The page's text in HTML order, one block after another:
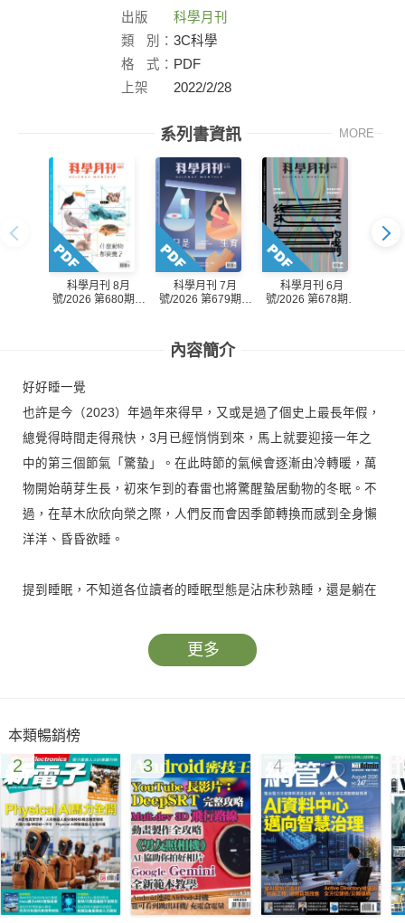
出版
社：
科學月刊
類
別： 3C科學
格
式： PDF
上架
2022/2/28
系列書資訊 MORE
科學月刊 8月
號/2026 第680期：
科學月刊 7月
號/2026 第679期：
科學月刊 6月
號/2026 第678期：
內容簡介
好好睡一覺
也許是今（2023）年過年來得早，又或是過了個史上最長年假，
總覺得時間走得飛快，3月已經悄悄到來，馬上就要迎接一年之
中的第三個節氣「驚蟄」。在此時節的氣候會逐漸由冷轉暖，萬
物開始萌芽生長，初來乍到的春雷也將驚醒蟄居動物的冬眠。不
過，在草木欣欣向榮之際，人們反而會因季節轉換而感到全身懶
洋洋、昏昏欲睡。
提到睡眠，不知道各位讀者的睡眠型態是沾床秒熟睡，還是躺在
忙碌，導致日常作息紊亂，或因為工作、玩樂而犧牲了睡眠時
間。久而久之可能造成健康狀況下滑，甚至影響工作上的表現或
為了提升人們對於睡眠的重視與關注，2008年起由世界睡眠醫學
協會（World Association of Sleep Medicine, WASM）和世界睡
眠聯盟（World Sleep Federation, WSF）發起年度活動——
「世界睡眠日」（World Sleep Day, WSD），並將每年的活動日
期定在春分前的星期五。希望透過活動讓人們了解有關睡眠健
康、晝夜節律、睡眠障礙等知識，且認知到睡眠對於個人身心健
康及幸福的影響。
更多
本類暢銷榜
2 3 4